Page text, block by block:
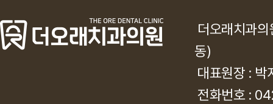
더오래치과의
동)
대표원장 : 박
전화번호 :